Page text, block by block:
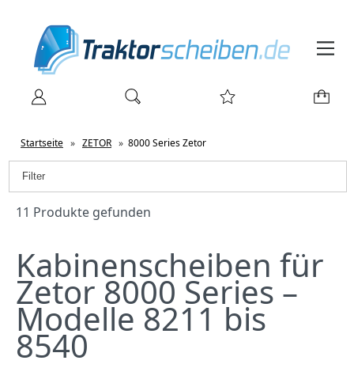
Startseite » ZETOR » 8000 Series Zetor
Filter
11 Produkte gefunden
Kabinenscheiben für
Zetor 8000 Series –
Modelle 8211 bis
8540